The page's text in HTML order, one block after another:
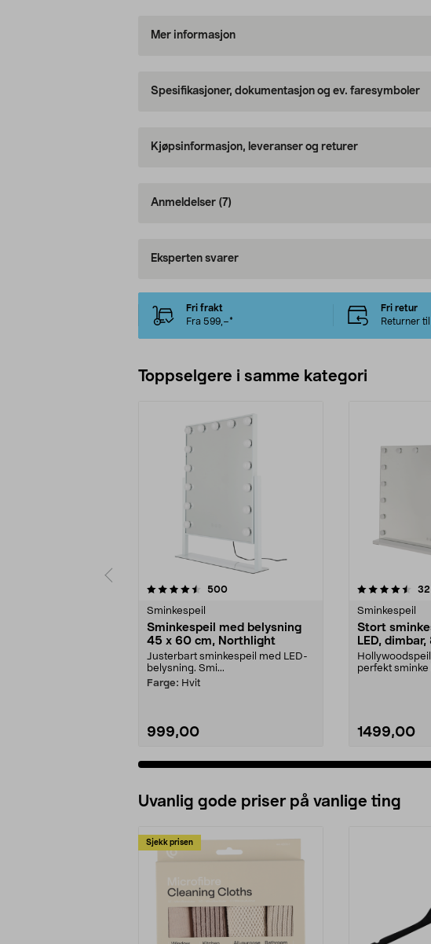
Mer informasjon
Spesifikasjoner, dokumentasjon og ev. faresymboler
Kjøpsinformasjon, leveranser og returer
Anmeldelser (7)
Eksperten svarer
Fri frakt
Fra 599,–*
Fri retur
Returner
Toppselgere i samme kategori
500anmeldelser
Sminkespeil
Sminkespeil med belysning
45 x 60 cm, Northlight
Justerbart sminkespeil med LED-
belysning. Smi...
Farge: Hvit
999,00
4.5 av 5 stjerner 32
Sminkespeil
Stort
LED,
perfekt
1499,00
4.0
Uvanlig gode priser på vanlige ting
Sjekk prisen